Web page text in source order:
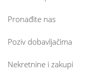
Pronađite nas
Poziv dobavljačima
Nekretnine i zakupi